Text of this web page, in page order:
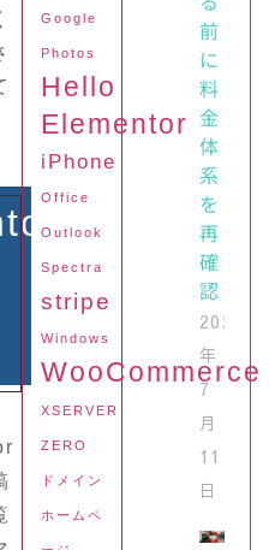
Google
Photos
Hello
Elementor
iPhone
Office
Outlook
Spectra
stripe
Windows
WooCommerce
XSERVER
ZERO
ドメイン
ホームペ
前
に
料
金
体
系
を
再
確
認
2024
年
7
月
11
日